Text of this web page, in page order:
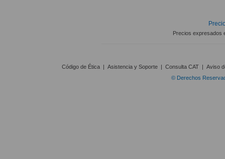
Precios expresados
Código de Ética | Asistencia y Soporte | Consulta CAT | Aviso
© Derechos